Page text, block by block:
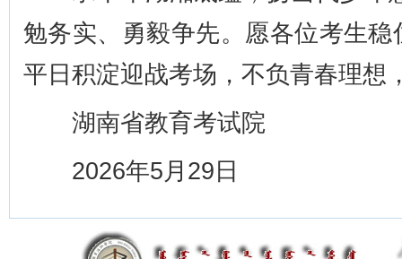
勉务实、勇毅争先。愿各位考生
平日积淀迎战考场，不负青春理想
湖南省教育考试院
2026年5月29日